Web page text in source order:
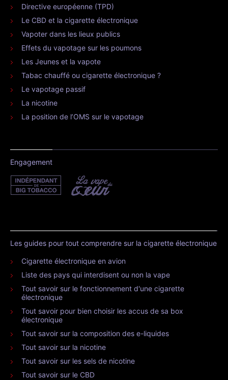
Directive européenne (TPD)
Le CBD et la cigarette électronique
Vapoter dans les lieux publics
Effets du vapotage sur les poumons
Les Jeunes et la vapote
Tabac chauffé ou cigarette électronique ?
Le vapotage passif
La nicotine
La position de l’OMS sur le vapotage
Engagement
Les guides pour tout comprendre sur la cigarette électronique
Cigarette électronique en avion
Liste des pays qui interdisent ou non la vape
Tout savoir sur le fonctionnement d'une cigarette
électronique
Tout savoir pour bien choisir les accus de sa box
électronique
Tout savoir sur la composition des e-liquides
Tout savoir sur la nicotine
Tout savoir sur les sels de nicotine
Tout savoir sur le CBD